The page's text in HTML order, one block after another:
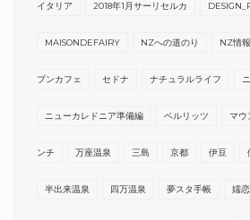
イタリア 2018年1月サーリセルカ
MAISONDEFAIRY NZへの道のり NZ情報
プンカフェ セドナ ナチュラルライフ
ニューカレドニア準備編 ベルリッツ マウ
ンチ 万座温泉 三島 京都 伊豆
半出来温泉 四万温泉 夢スタ手帳 嬬